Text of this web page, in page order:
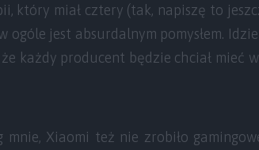
który miał cztery (tak, napiszę to
ogóle jest absurdalnym pomysłem.
każdy producent będzie chciał
mnie, Xiaomi też nie zrobiło